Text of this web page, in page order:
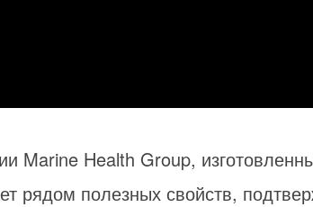
Marine Health Group,
рядом полезных свойств,